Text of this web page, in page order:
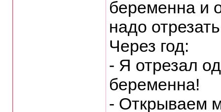
беременна и
надо
Через год:
- Я отрезал
беременна!
- Открываем